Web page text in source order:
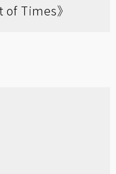
of Times》